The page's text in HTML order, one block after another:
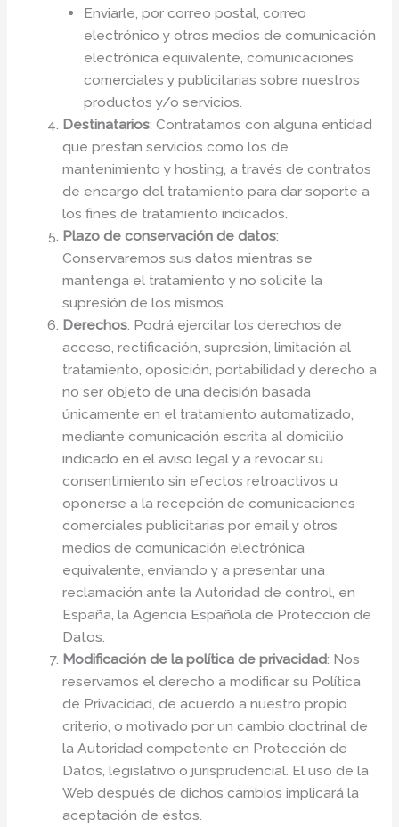
Enviarle, por correo postal, correo
electrónico y otros medios de comunicación
electrónica equivalente, comunicaciones
comerciales y publicitarias sobre nuestros
productos y/o servicios.
Destinatarios: Contratamos con alguna entidad
que prestan servicios como los de
mantenimiento y hosting, a través de contratos
de encargo del tratamiento para dar soporte a
los fines de tratamiento indicados.
Plazo de conservación de datos:
Conservaremos sus datos mientras se
mantenga el tratamiento y no solicite la
supresión de los mismos.
Derechos: Podrá ejercitar los derechos de
acceso, rectificación, supresión, limitación al
tratamiento, oposición, portabilidad y derecho a
no ser objeto de una decisión basada
únicamente en el tratamiento automatizado,
mediante comunicación escrita al domicilio
indicado en el aviso legal y a revocar su
consentimiento sin efectos retroactivos u
oponerse a la recepción de comunicaciones
comerciales publicitarias por email y otros
medios de comunicación electrónica
equivalente, enviando y a presentar una
reclamación ante la Autoridad de control, en
España, la Agencia Española de Protección de
Datos.
Modificación de la política de privacidad: Nos
reservamos el derecho a modificar su Política
de Privacidad, de acuerdo a nuestro propio
criterio, o motivado por un cambio doctrinal de
la Autoridad competente en Protección de
Datos, legislativo o jurisprudencial. El uso de la
Web después de dichos cambios implicará la
aceptación de éstos.